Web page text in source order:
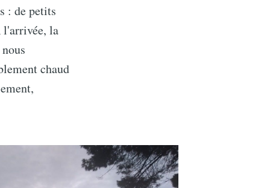
: de petits
l'arrivée, la
chaud